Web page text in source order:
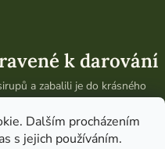
Dalším procházením
s jejich používáním.
k darování
a zabalili je do krásného